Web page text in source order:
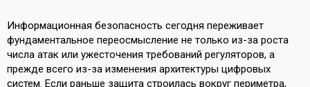
Информационная безопасность сегодня переживает
фундаментальное переосмысление не только из-за роста
числа атак или ужесточения требований регуляторов, а
прежде всего из-за изменения архитектуры цифровых
систем. Если раньше защита строилась вокруг периметра,